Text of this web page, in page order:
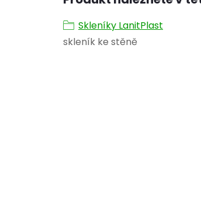
Skleníky LanitPlast
skleník ke stěně